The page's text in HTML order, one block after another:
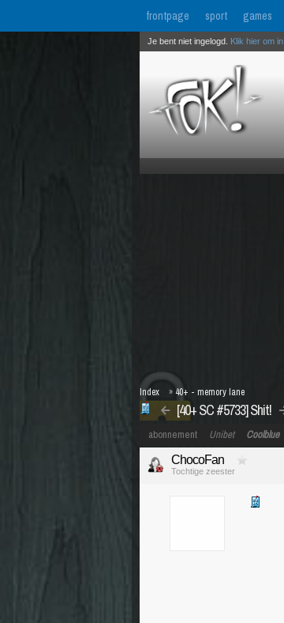
frontpage sport games
Je bent niet ingelogd. Klik hier om
[40+ SC #5733] Shit!
Index » 40+ - memory lane
abonnement Unibet Coolblue
ChocoFan
Tochtige zeester